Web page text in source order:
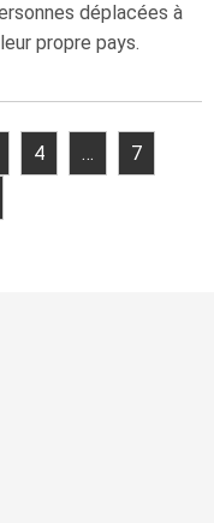
déplacées à
propre pays.
4 …
7